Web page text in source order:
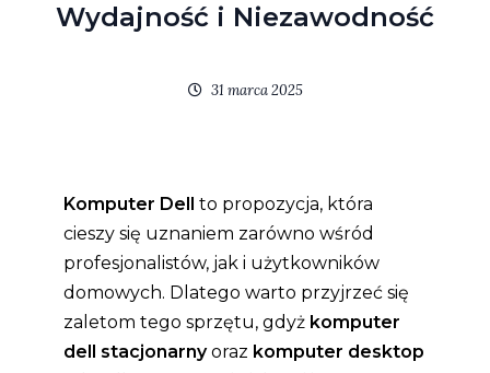
Wydajność i Niezawodność
31 marca 2025
Komputer Dell
to propozycja, która
cieszy się uznaniem zarówno wśród
profesjonalistów, jak i użytkowników
domowych. Dlatego warto przyjrzeć się
zaletom tego sprzętu, gdyż komputer
dell stacjonarnyoraz komputer desktop